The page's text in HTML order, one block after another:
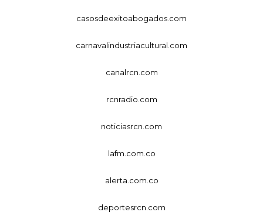
casosdeexitoabogados.com
carnavalindustriacultural.com
canalrcn.com
rcnradio.com
noticiasrcn.com
lafm.com.co
alerta.com.co
deportesrcn.com